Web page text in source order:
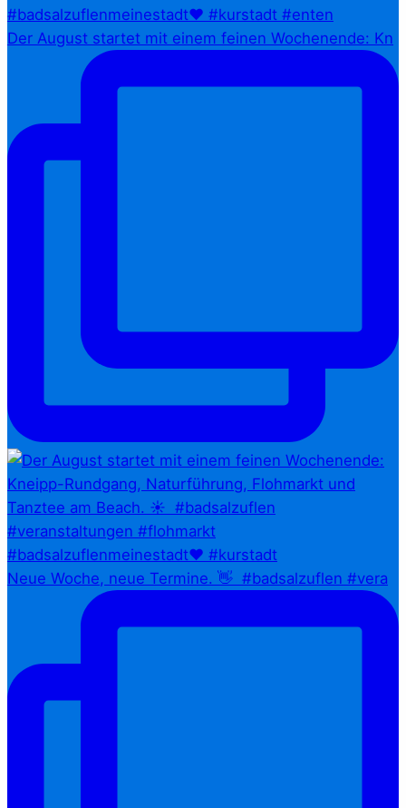
Der August startet mit einem feinen Wochenende: Kn
Neue Woche, neue Termine. 👋⁠ ⁠ #badsalzuflen #vera